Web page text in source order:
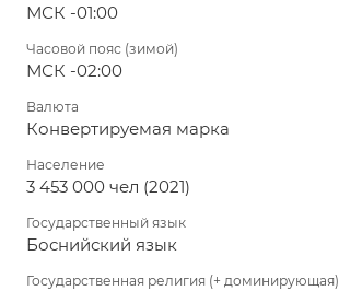
МСК -01:00
Часовой пояс (зимой)
МСК -02:00
Валюта
Конвертируемая марка
Население
3 453 000 чел (2021)
Государственный язык
Боснийский язык
Государственная религия (+ доминирующая)